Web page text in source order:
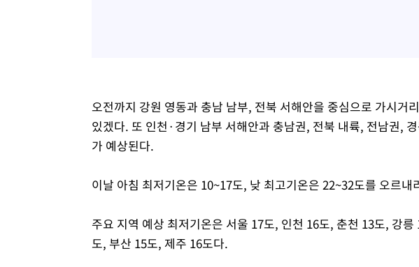
오전까지 강원 영동과 충남 남부, 전북 서해안을 중심으로 가시거
있겠다. 또 인천·경기 남부 서해안과 충남권, 전북 내륙, 전남권,
가 예상된다.
이날 아침 최저기온은 10~17도, 낮 최고기온은 22~32도를 오르내
주요 지역 예상 최저기온은 서울 17도, 인천 16도, 춘천 13도, 강
도, 부산 15도, 제주 16도다.